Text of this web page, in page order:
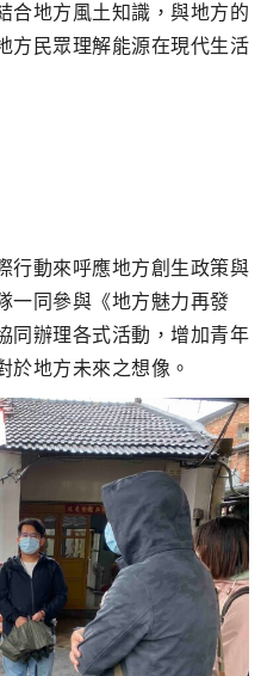
合地方風土知識，與地方的
方民眾理解能源在現代生活
行動來呼應地方創生政策與
一同參與《地方魅力再發
同辦理各式活動，增加青年
於地方未來之想像。